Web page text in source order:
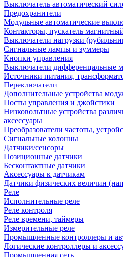
Выключатель автоматический
Предохранители
Модульные автоматические
Контакторы, пускатель магнитный
Выключатели нагрузки
Сигнальные лампы и зуммеры
Кнопки управления
Выключатели дифференцальные
Источники питания,
Переключатели
Дополнительные устройства
Посты управления и джойстики
Низковольтные устройства
аксессуары
Преобразователи частоты,
Сигнальные колонны
Датчики/сенсоры
Позиционные датчики
Бесконтактные датчики
Аксессуары к датчикам
Датчики физических величин
Реле
Исполнительные реле
Реле контроля
Реле времени, таймеры
Измерительные реле
Промышленные контроллеры и
Логические контроллеры и
Промышленная сеть